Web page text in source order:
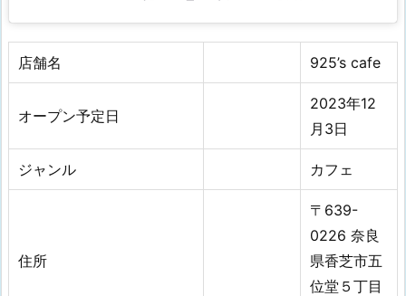
店舗名 925’s cafe
オープン予定日
2023年12
月3日
ジャンル カフェ
住所
〒639-
0226 奈良
県香芝市五
位堂５丁目